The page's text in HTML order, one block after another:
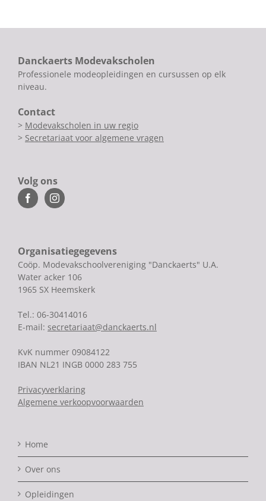
Danckaerts Modevakscholen
Professionele modeopleidingen en cursussen op elk
niveau.
Contact
> Modevakscholen in uw regio
> Secretariaat voor algemene vragen
Volg ons
Organisatiegegevens
Coöp. Modevakschoolvereniging "Danckaerts" U.A.
Water acker 106
1965 SX Heemskerk
Tel.: 06-30414016
E-mail: secretariaat@danckaerts.nl
KvK nummer 09084122
IBAN NL21 INGB 0000 283 755
Privacyverklaring
Algemene verkoopvoorwaarden
Home
Over ons
Opleidingen